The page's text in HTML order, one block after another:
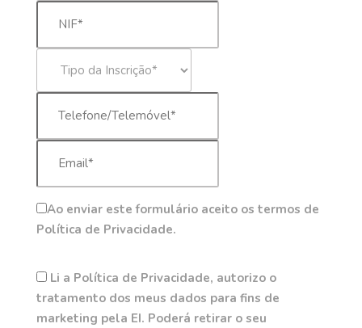
Ao enviar este formulário aceito os termos de
Política de Privacidade.
Li a Política de Privacidade, autorizo o
tratamento dos meus dados para fins de
marketing pela EI. Poderá retirar o seu